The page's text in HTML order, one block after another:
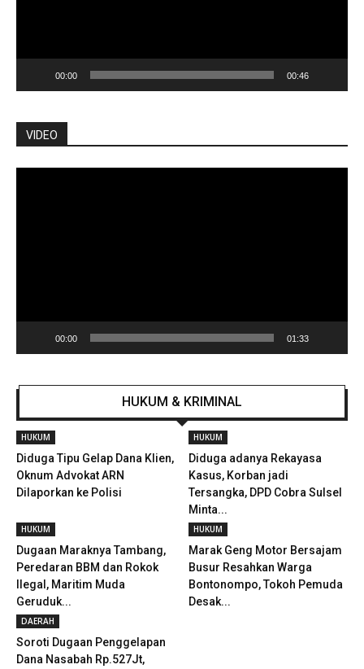
00:00 00:46
VIDEO
00:00 01:33
HUKUM & KRIMINAL
HUKUM
Diduga Tipu Gelap Dana Klien,
Oknum Advokat ARN
Dilaporkan ke Polisi
HUKUM
Diduga adanya Rekayasa
Kasus, Korban jadi
Tersangka, DPD Cobra Sulsel
Minta...
HUKUM
Dugaan Maraknya Tambang,
Peredaran BBM dan Rokok
Ilegal, Maritim Muda
Geruduk...
HUKUM
Marak Geng Motor Bersajam
Busur Resahkan Warga
Bontonompo, Tokoh Pemuda
Desak...
DAERAH
Soroti Dugaan Penggelapan
Dana Nasabah Rp.527Jt,